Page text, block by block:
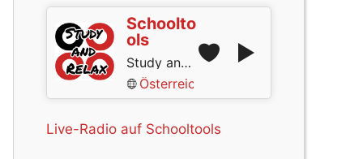
Schoolto
ols
Study and Relax
Österreich
Live-Radio auf Schooltools